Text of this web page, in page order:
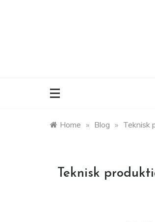
Home » Blog » Teknisk
Teknisk